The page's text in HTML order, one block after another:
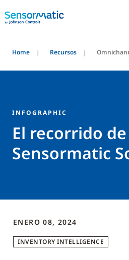
Home Recursos
INFOGRAPHIC
El recorrido de
Sensormatic
ENERO 08, 2024
INVENTORY INTELLIGENCE